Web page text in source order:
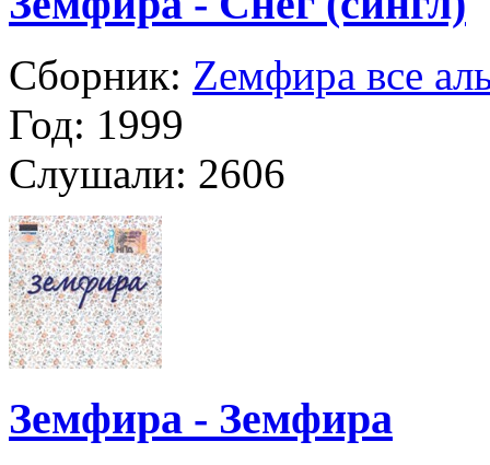
Сборник: Zемфира все
Год: 1999
Слушали: 2606
Земфира - Земфира